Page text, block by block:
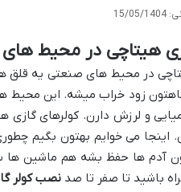
هیتاچی در محیط
در محیط های صنعتی یه
زود خراب میشه. این محیط ها
و لرزش دارن. کولرهای
می خوایم بهتون بگیم
آدم ها حفظ بشه هم ماشین ها
باشید تا صفر تا صدنصب کولر